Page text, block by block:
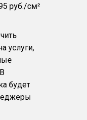
руб./см²
услуги,
будет